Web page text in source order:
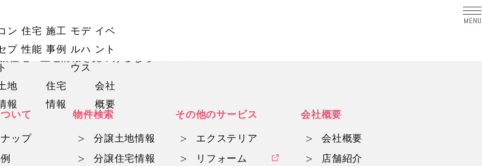
ン
プ
ト
住宅
性能
施工
事例
モデ
ルハ
ウス
イベ
ント
地
報
住宅
情報
会社
概要
住宅・土地情報を見つけるならwith mama
いて
ップ
物件検索
分譲土地情報
分譲住宅情報
その他のサービス
エクステリア
リフォーム
会社概要
会社概要
店舗紹介